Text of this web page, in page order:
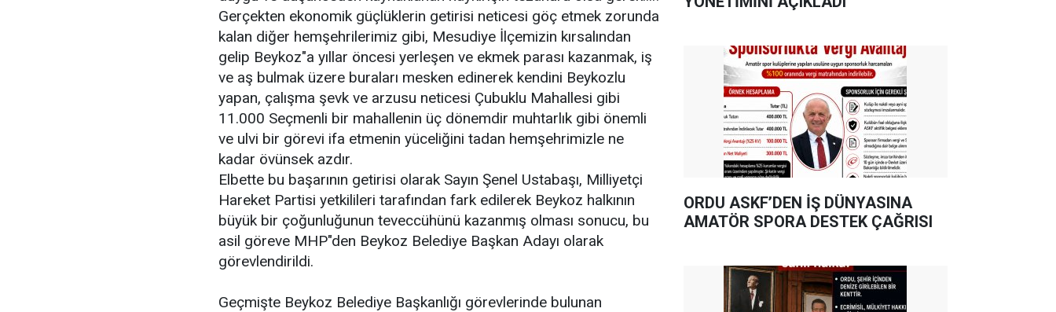
Gerçekten ekonomik güçlüklerin getirisi neticesi göç etmek zorunda
kalan diğer hemşehrilerimiz gibi, Mesudiye İlçemizin kırsalından
gelip Beykoz"a yıllar öncesi yerleşen ve ekmek parası kazanmak, iş
ve aş bulmak üzere buraları mesken edinerek kendini Beykozlu
yapan, çalışma şevk ve arzusu neticesi Çubuklu Mahallesi gibi
11.000 Seçmenli bir mahallenin üç dönemdir muhtarlık gibi önemli
ve ulvi bir görevi ifa etmenin yüceliğini tadan hemşehrimizle ne
kadar övünsek azdır.
Elbette bu başarının getirisi olarak Sayın Şenel Ustabaşı, Milliyetçi
Hareket Partisi yetkilileri tarafından fark edilerek Beykoz halkının
büyük bir çoğunluğunun teveccühünü kazanmış olması sonucu, bu
asil göreve MHP"den Beykoz Belediye Başkan Adayı olarak
görevlendirildi.
Geçmişte Beykoz Belediye Başkanlığı görevlerinde bulunan
ORDU ASKF’DEN İŞ DÜNYASINA
AMATÖR SPORA DESTEK ÇAĞRISI